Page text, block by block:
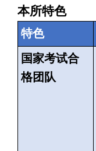
本所特色
特色
国家考试合
格团队